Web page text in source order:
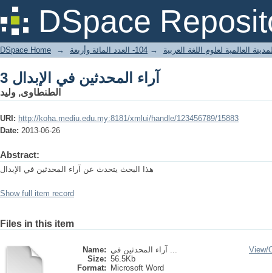
DSpace
آراء المحدثين في الإبدال 3
DSpace Home → العالمية لعلوم اللغة العربية → 104- العدد المائة وأربعة
آراء المحدثين في الإبدال 3
الطنطاوى, وليد
URI: http://koha.mediu.edu.my:8181/xmlui/handle/123456789/15883
Date: 2013-06-26
Abstract:
هذا البحث يتحدث عن آراء المحدثين في الإبدال
Show full item record
Files in this item
Name:
آراء المحدثين في ...
Size: 56.5Kb
Format:
Microsoft Word
View/